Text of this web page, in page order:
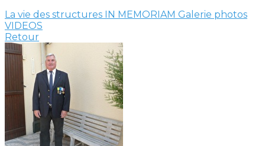
La vie des structures IN MEMORIAM Galerie photos
VIDEOS
Retour